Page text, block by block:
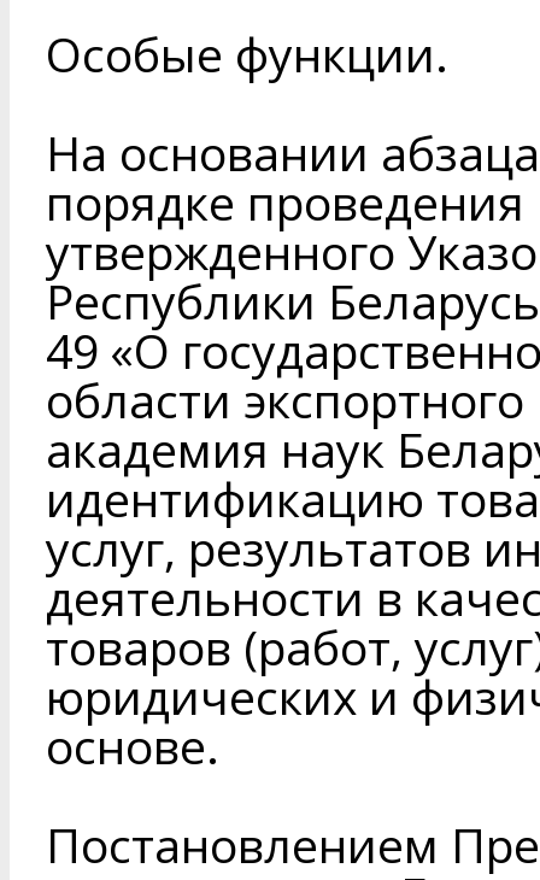
Особые функции.
На основании
порядке
утвержденного
Республики
49 «О
области
академия наук
идентификацию
услуг, результатов
деятельности в
товаров (работ,
юридических и
основе.
Постановлением